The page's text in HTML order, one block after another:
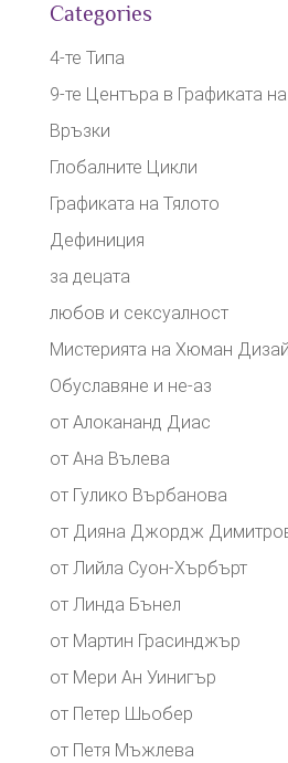
Categories
4-те Типа
9-те Центъра в Графиката
Връзки
Глобалните Цикли
Графиката на Тялото
Дефиниция
за децата
любов и сексуалност
Мистерията на Хюман
Обуславяне и не-аз
от Алокананд Диас
от Ана Вълева
от Гулико Върбанова
от Дияна Джордж
от Лийла Суон-Хърбърт
от Линда Бънел
от Мартин Грасинджър
от Мери Ан Уинигър
от Петер Шьобер
от Петя Мъжлева